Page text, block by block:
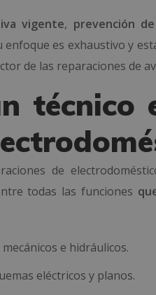
vigente, prevención
es exhaustivo y
de las reparaciones de
técnico
de
todas las funciones
e hidráulicos.
eléctricos y planos.